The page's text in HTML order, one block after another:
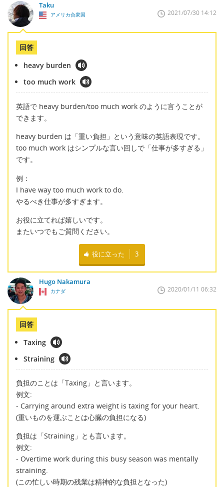
Taku
アメリカ合衆国 2021/07/30 14:12
回答
heavy burden
too much work
英語で heavy burden/too much work のように言うことが
できます。
heavy burden は「重い負担」という意味の英語表現です。
too much work はシンプルな言い回しで「仕事が多すぎる」
です。
例：
I have way too much work to do.
やるべき仕事が多すぎます。
お役に立てれば嬉しいです。
またいつでもご質問ください。
役に立った 3
Hugo Nakamura
カナダ 2020/01/11 06:32
回答
Taxing
Straining
負担のことは「Taxing」と言います。
例文:
- Carrying around extra weight is taxing for your heart.
(重いものを運ぶことは心臓の負担になる)
負担は「Straining」とも言います。
例文:
- Overtime work during this busy season was mentally
straining.
(この忙しい時期の残業は精神的な負担となった)